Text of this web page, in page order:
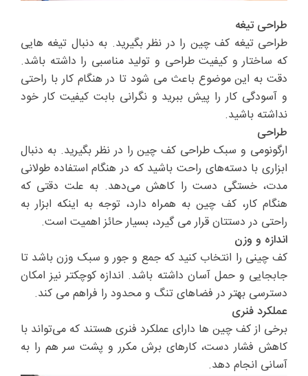
طراحی تیغه
طراحی تیغه کف چین را در نظر بگیرید. به دنبال تیغه هایی
که ساختار و کیفیت طراحی و تولید مناسبی را داشته باشد.
دقت به این موضوع باعث می شود تا در هنگام کار با راحتی
و آسودگی کار را پیش ببرید و نگرانی بابت کیفیت کار خود
نداشته باشید.
طراحی
ارگونومی و سبک طراحی کف چین را در نظر بگیرید. به دنبال
ابزاری با دسته‌های راحت باشید که در هنگام استفاده طولانی
مدت، خستگی دست را کاهش می‌دهد. به علت دقتی که
هنگام کار، کف چین به همراه دارد، توجه به اینکه ابزار به
راحتی در دستتان قرار می گیرد، بسیار حائز اهمیت است.
اندازه و وزن
کف چینی را انتخاب کنید که جمع و جور و سبک وزن باشد تا
جابجایی و حمل آسان داشته باشد. اندازه کوچکتر نیز امکان
دسترسی بهتر در فضاهای تنگ و محدود را فراهم می کند.
عملکرد فنری
برخی از کف چین ها دارای عملکرد فنری هستند که می‌تواند با
کاهش فشار دست، کارهای برش مکرر و پشت سر هم را به
آسانی انجام دهد.